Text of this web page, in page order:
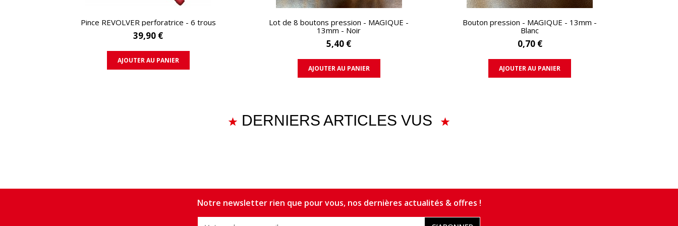
APERÇU RAPIDE
Pince REVOLVER perforatrice - 6 trous
39,90 €
AJOUTER AU PANIER
APERÇU RAPIDE
Lot de 8 boutons pression - MAGIQUE -
13mm - Noir
5,40 €
AJOUTER AU PANIER
APERÇU RAPIDE
Bouton pression - MAGIQUE - 13mm -
Blanc
0,70 €
AJOUTER AU PANIER
DERNIERS ARTICLES VUS
Notre newsletter rien que pour vous, nos dernières actualités & offres !